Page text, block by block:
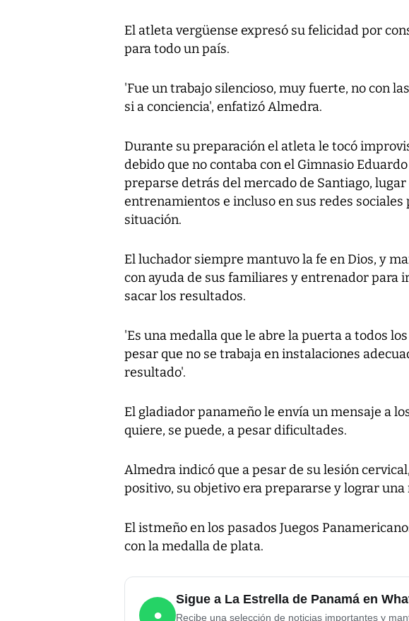
El atleta vergüense expresó su felicidad por
para todo un país.
'Fue un trabajo silencioso, muy fuerte, no con
si a conciencia', enfatizó Almedra.
Durante su preparación el atleta le tocó
debido que no contaba con el Gimnasio
preparse detrás del mercado de Santiago, lugar
entrenamientos e incluso en sus redes sociales
situación.
El luchador siempre mantuvo la fe en Dios, y
con ayuda de sus familiares y entrenador para
sacar los resultados.
'Es una medalla que le abre la puerta a todos
pesar que no se trabaja en instalaciones
resultado'.
El gladiador panameño le envía un mensaje a
quiere, se puede, a pesar dificultades.
Almedra indicó que a pesar de su lesión
positivo, su objetivo era prepararse y lograr
El istmeño en los pasados Juegos
con la medalla de plata.
●
Sigue a La Estrella de Panamá en
Recibe una selección de noticias importantes y